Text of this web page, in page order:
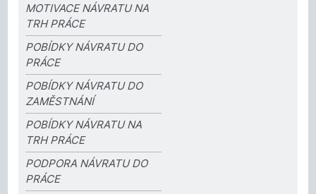
MOTIVACE NÁVRATU NA
TRH PRÁCE
POBÍDKY NÁVRATU DO
PRÁCE
POBÍDKY NÁVRATU DO
ZAMĚSTNÁNÍ
POBÍDKY NÁVRATU NA
TRH PRÁCE
PODPORA NÁVRATU DO
PRÁCE